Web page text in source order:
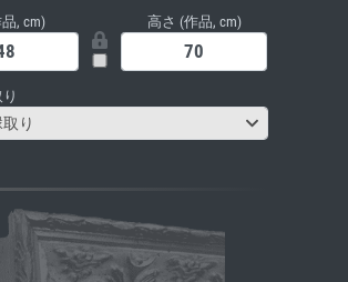
, cm) 高さ (作品, cm)
り